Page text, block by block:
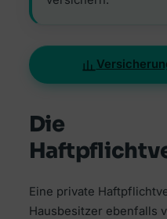
Die
Eine private
Hausbesitzer ebenfalls